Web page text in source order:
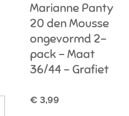
Marianne Panty
20 den Mousse
ongevormd 2-
pack - Maat
36/44 - Grafiet
€ 3,99